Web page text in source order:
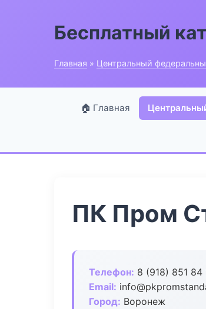
Бесплатный
Главная » Центральный
🏠 Главная
ПК Пром
Телефон: 8 (918) 851 84
Email:
Город: Воронеж